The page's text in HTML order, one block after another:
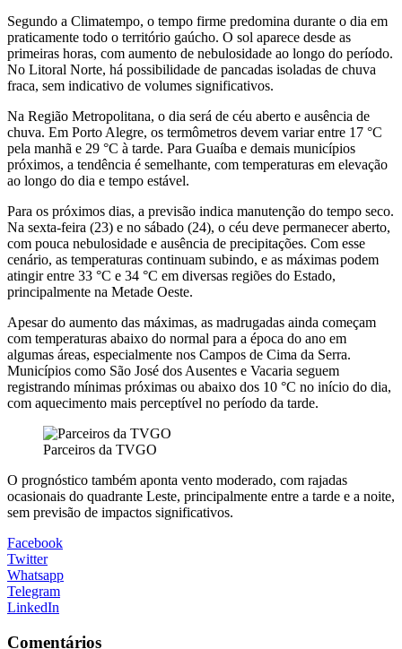
Segundo a Climatempo, o tempo firme predomina durante o dia em
praticamente todo o território gaúcho. O sol aparece desde as
primeiras horas, com aumento de nebulosidade ao longo do período.
No Litoral Norte, há possibilidade de pancadas isoladas de chuva
fraca, sem indicativo de volumes significativos.
Na Região Metropolitana, o dia será de céu aberto e ausência de
chuva. Em Porto Alegre, os termômetros devem variar entre 17 °C
pela manhã e 29 °C à tarde. Para Guaíba e demais municípios
próximos, a tendência é semelhante, com temperaturas em elevação
ao longo do dia e tempo estável.
Para os próximos dias, a previsão indica manutenção do tempo seco.
Na sexta-feira (23) e no sábado (24), o céu deve permanecer aberto,
com pouca nebulosidade e ausência de precipitações. Com esse
cenário, as temperaturas continuam subindo, e as máximas podem
atingir entre 33 °C e 34 °C em diversas regiões do Estado,
principalmente na Metade Oeste.
Apesar do aumento das máximas, as madrugadas ainda começam
com temperaturas abaixo do normal para a época do ano em
algumas áreas, especialmente nos Campos de Cima da Serra.
Municípios como São José dos Ausentes e Vacaria seguem
registrando mínimas próximas ou abaixo dos 10 °C no início do dia,
com aquecimento mais perceptível no período da tarde.
Parceiros da TVGO
O prognóstico também aponta vento moderado, com rajadas
ocasionais do quadrante Leste, principalmente entre a tarde e a noite,
sem previsão de impactos significativos.
Facebook
Twitter
Whatsapp
Telegram
LinkedIn
Comentários